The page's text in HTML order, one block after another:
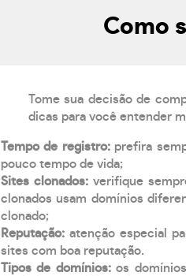
Como
Tome sua decisão de
dicas para você entender
Tempo de registro: prefira
pouco tempo de vida;
Sites clonados: verifique
clonados usam domínios
clonado;
Reputação: atenção especial
sites com boa reputação.
Tipos de domínios:os